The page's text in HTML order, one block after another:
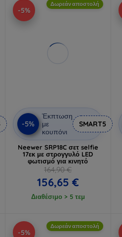
-5%
Δωρεάν αποστολή
-5%
Έκπτωση
με
κουπόνι
SMART5
Neewer SRP18C σετ selfie
17εκ με στρογγυλό LED
φωτισμό για κινητό
164,90 €
156,65 €
Διαθέσιμο > 5 τεμ
-5%
Δωρεάν αποστολή